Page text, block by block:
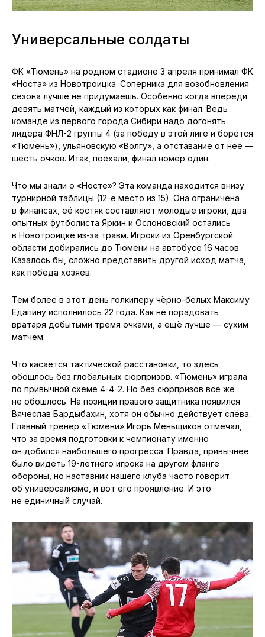
Универсальные солдаты
ФК «Тюмень» на родном стадионе 3 апреля принимал ФК
«Носта» из Новотроицка. Соперника для возобновления
сезона лучше не придумаешь. Особенно когда впереди
девять матчей, каждый из которых как финал. Ведь
команде из первого города Сибири надо догонять
лидера ФНЛ-2 группы 4 (за победу в этой лиге и борется
«Тюмень»), ульяновскую «Волгу», а отставание от неё —
шесть очков. Итак, поехали, финал номер один.
Что мы знали о «Носте»? Эта команда находится внизу
турнирной таблицы (12-е место из 15). Она ограничена
в финансах, её костяк составляют молодые игроки, два
опытных футболиста Яркин и Ослоновский остались
в Новотроицке из-за травм. Игроки из Оренбургской
области добирались до Тюмени на автобусе 16 часов.
Казалось бы, сложно представить другой исход матча,
как победа хозяев.
Тем более в этот день голкиперу чёрно-белых Максиму
Едапину исполнилось 22 года. Как не порадовать
вратаря добытыми тремя очками, а ещё лучше — сухим
матчем.
Что касается тактической расстановки, то здесь
обошлось без глобальных сюрпризов. «Тюмень» играла
по привычной схеме 4-4-2. Но без сюрпризов всё же
не обошлось. На позиции правого защитника появился
Вячеслав Бардыбахин, хотя он обычно действует слева.
Главный тренер «Тюмени» Игорь Меньщиков отмечал,
что за время подготовки к чемпионату именно
он добился наибольшего прогресса. Правда, привычнее
было видеть 19-летнего игрока на другом фланге
обороны, но наставник нашего клуба часто говорит
об универсализме, и вот его проявление. И это
не единичный случай.